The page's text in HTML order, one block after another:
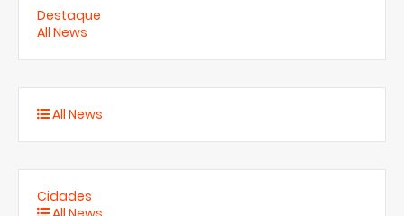
Destaque
All News
All News
Cidades